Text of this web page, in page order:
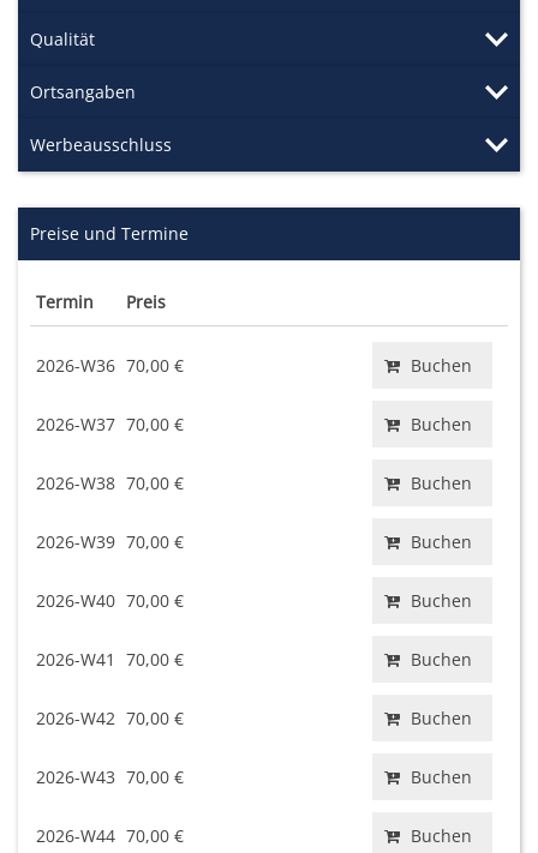
Qualität
Ortsangaben
Werbeausschluss
Preise und Termine
Termin Preis
2026-W36 70,00 € Buchen
2026-W37 70,00 € Buchen
2026-W38 70,00 € Buchen
2026-W39 70,00 € Buchen
2026-W40 70,00 € Buchen
2026-W41 70,00 € Buchen
2026-W42 70,00 € Buchen
2026-W43 70,00 € Buchen
2026-W44 70,00 € Buchen